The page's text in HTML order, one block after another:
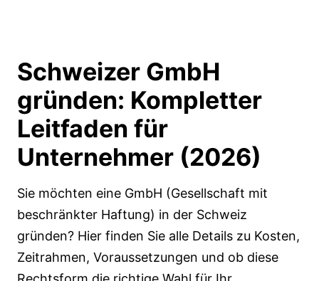
Schweizer GmbH
gründen: Kompletter
Leitfaden für
Unternehmer (2026)
Sie möchten eine GmbH (Gesellschaft mit
beschränkter Haftung) in der Schweiz
gründen? Hier finden Sie alle Details zu Kosten,
Zeitrahmen, Voraussetzungen und ob diese